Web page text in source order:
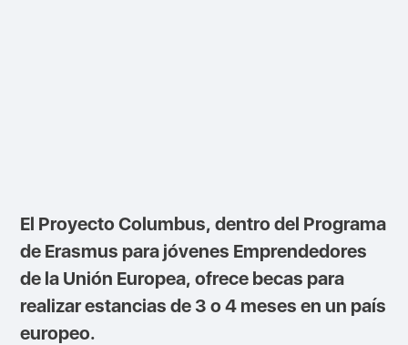
El Proyecto Columbus, dentro del Programa
de Erasmus para jóvenes Emprendedores
de la Unión Europea, ofrece becas para
realizar estancias de 3 o 4 meses en un país
europeo.